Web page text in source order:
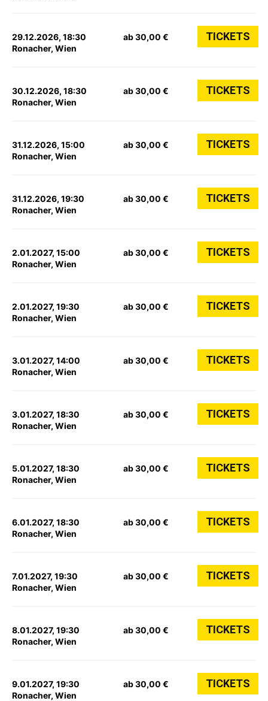
29.12.2026, 18:30
Ronacher, Wien
ab 30,00 € TICKETS
30.12.2026, 18:30
Ronacher, Wien
ab 30,00 € TICKETS
31.12.2026, 15:00
Ronacher, Wien
ab 30,00 € TICKETS
31.12.2026, 19:30
Ronacher, Wien
ab 30,00 € TICKETS
2.01.2027, 15:00
Ronacher, Wien
ab 30,00 € TICKETS
2.01.2027, 19:30
Ronacher, Wien
ab 30,00 € TICKETS
3.01.2027, 14:00
Ronacher, Wien
ab 30,00 € TICKETS
3.01.2027, 18:30
Ronacher, Wien
ab 30,00 € TICKETS
5.01.2027, 18:30
Ronacher, Wien
ab 30,00 € TICKETS
6.01.2027, 18:30
Ronacher, Wien
ab 30,00 € TICKETS
7.01.2027, 19:30
Ronacher, Wien
ab 30,00 € TICKETS
8.01.2027, 19:30
Ronacher, Wien
ab 30,00 € TICKETS
9.01.2027, 19:30
Ronacher, Wien
ab 30,00 € TICKETS